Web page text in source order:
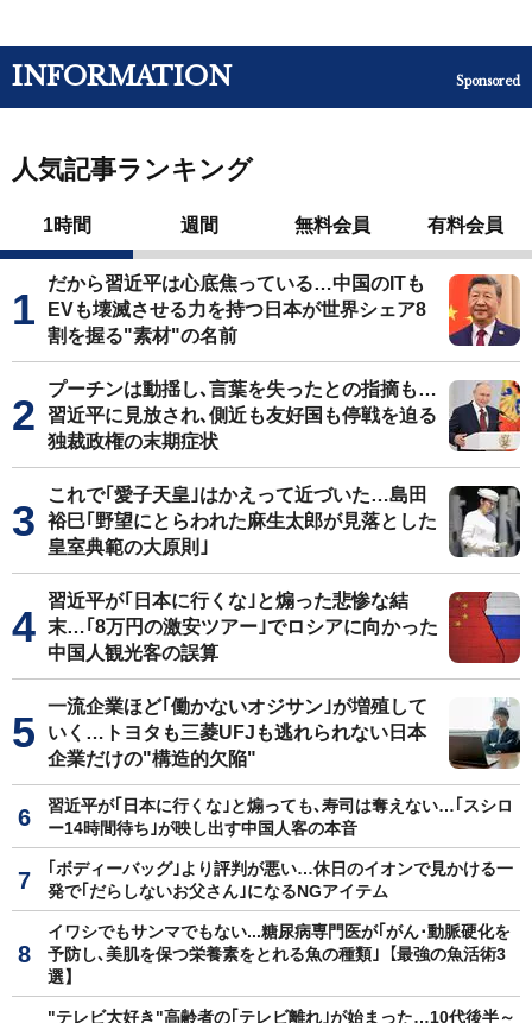
INFORMATION Sponsored
人気記事ランキング
1時間 週間 無料会員 有料会員
だから習近平は心底焦っている…中国のITも
EVも壊滅させる力を持つ日本が世界シェア8
割を握る"素材"の名前
プーチンは動揺し､言葉を失ったとの指摘も…
習近平に見放され､側近も友好国も停戦を迫る
独裁政権の末期症状
これで｢愛子天皇｣はかえって近づいた…島田
裕巳｢野望にとらわれた麻生太郎が見落とした
皇室典範の大原則｣
習近平が｢日本に行くな｣と煽った悲惨な結
末…｢8万円の激安ツアー｣でロシアに向かった
中国人観光客の誤算
一流企業ほど｢働かないオジサン｣が増殖して
いく…トヨタも三菱UFJも逃れられない日本
企業だけの"構造的欠陥"
習近平が｢日本に行くな｣と煽っても､寿司は奪えない…｢スシロ
ー14時間待ち｣が映し出す中国人客の本音
｢ボディーバッグ｣より評判が悪い…休日のイオンで見かける一
発で｢だらしないお父さん｣になるNGアイテム
イワシでもサンマでもない...糖尿病専門医が｢がん･動脈硬化を
予防し､美肌を保つ栄養素をとれる魚の種類｣【最強の魚活術3
選】
"テレビ大好き"高齢者の｢テレビ離れ｣が始まった…10代後半～